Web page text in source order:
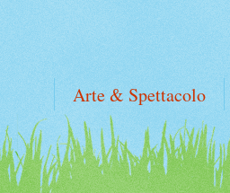
Arte & Spettacolo